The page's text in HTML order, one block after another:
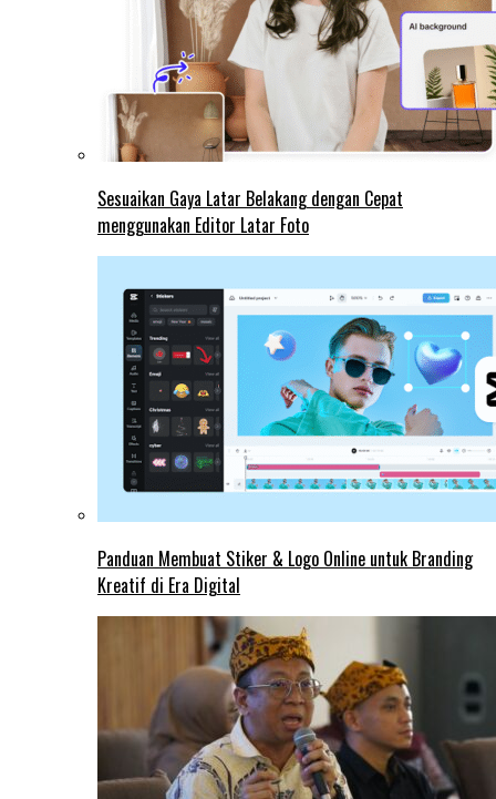
Sesuaikan Gaya Latar Belakang dengan Cepat
menggunakan Editor Latar Foto
Panduan Membuat Stiker & Logo Online untuk Branding
Kreatif di Era Digital